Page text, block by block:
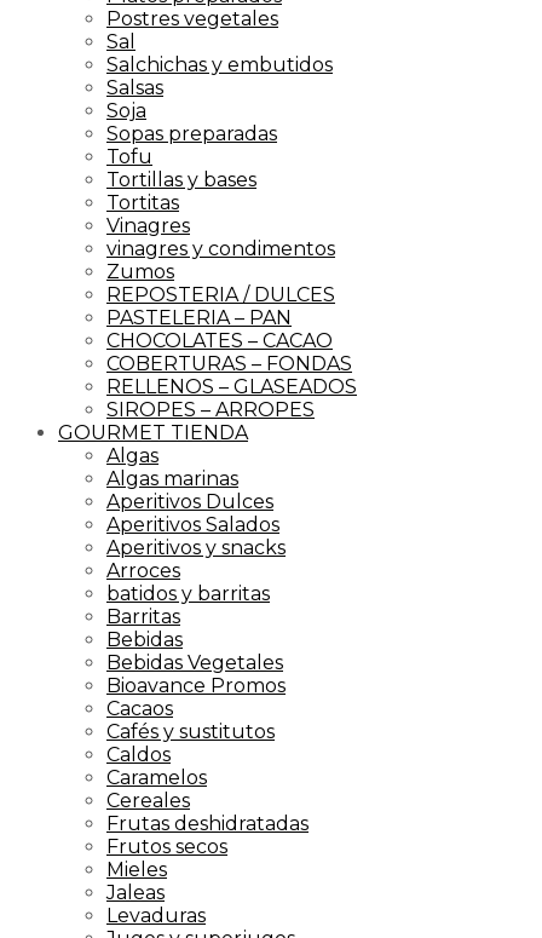
Postres vegetales
Sal
Salchichas y embutidos
Salsas
Soja
Sopas preparadas
Tofu
Tortillas y bases
Tortitas
Vinagres
vinagres y condimentos
Zumos
REPOSTERIA / DULCES
PASTELERIA – PAN
CHOCOLATES – CACAO
COBERTURAS – FONDAS
RELLENOS – GLASEADOS
SIROPES – ARROPES
GOURMET TIENDA
Algas
Algas marinas
Aperitivos Dulces
Aperitivos Salados
Aperitivos y snacks
Arroces
batidos y barritas
Barritas
Bebidas
Bebidas Vegetales
Bioavance Promos
Cacaos
Cafés y sustitutos
Caldos
Caramelos
Cereales
Frutas deshidratadas
Frutos secos
Mieles
Jaleas
Levaduras